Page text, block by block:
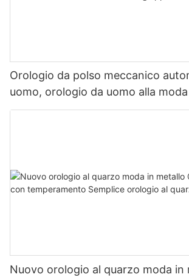
Orologio da polso meccanico
uomo, orologio da uomo alla
giapponese
Nuovo orologio al quarzo moda in